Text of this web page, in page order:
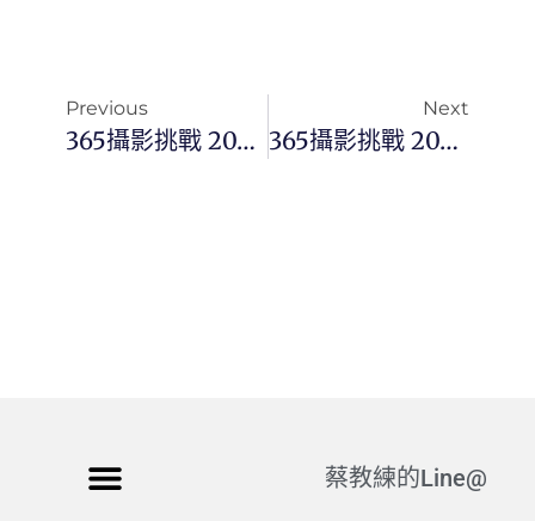
Previous
365攝影挑戰 20260112(一)012/365 Day3665
Next
365攝影挑戰 20260114(三)014/365 Day3667
蔡教練的Line@